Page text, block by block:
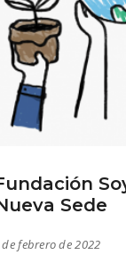
Sede
de febrero de 2022